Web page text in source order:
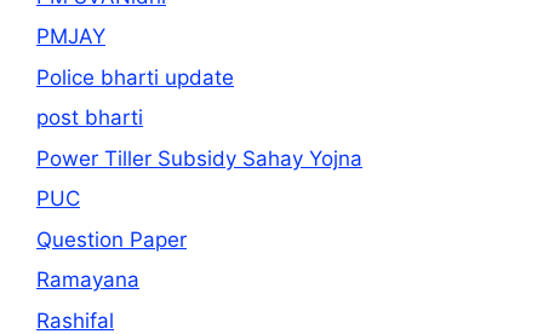
PMJAY
Police bharti update
post bharti
Power Tiller Subsidy Sahay Yojna
PUC
Question Paper
Ramayana
Rashifal